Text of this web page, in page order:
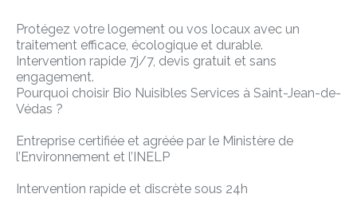
Protégez votre logement ou vos locaux avec un
traitement efficace, écologique et durable.
Intervention rapide 7j/7, devis gratuit et sans
engagement.
Pourquoi choisir Bio Nuisibles Services à Saint-Jean-de-
Védas ?
Entreprise certifiée et agréée par le Ministère de
l’Environnement et l’INELP
Intervention rapide et discrète sous 24h